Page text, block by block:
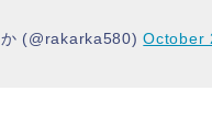
(@rakarka580)October